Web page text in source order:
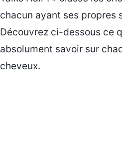
chacun ayant ses propres
Découvrez ci-dessous ce
absolument savoir sur
cheveux.